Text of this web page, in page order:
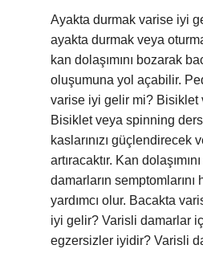
Ayakta durmak varise iyi
ayakta durmak veya
kan dolaşımını bozarak
oluşumuna yol açabilir.
varise iyi gelir mi? Bisiklet
Bisiklet veya spinning
kaslarınızı güçlendirecek
artıracaktır. Kan
damarların semptomlarını
yardımcı olur. Bacakta
iyi gelir? Varisli damarlar
egzersizler iyidir? Varisli